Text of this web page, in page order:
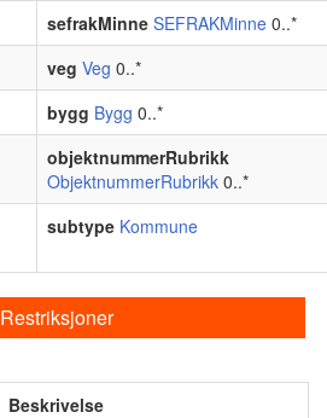
sefrakMinne SEFRAKMinne 0..*
veg Veg 0..*
bygg Bygg 0..*
objektnummerRubrikk
ObjektnummerRubrikk 0..*
subtype Kommune
Restriksjoner
Beskrivelse